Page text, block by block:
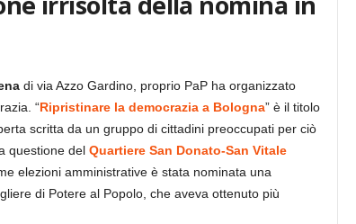
di via Azzo Gardino, proprio PaP ha organizzato
“Ripristinare la democrazia a Bologna” è il titolo
scritta da un gruppo di cittadini preoccupati per ciò
questione del Quartiere San Donato-San Vitale
elezioni amministrative è stata nominata una
di Potere al Popolo, che aveva ottenuto più